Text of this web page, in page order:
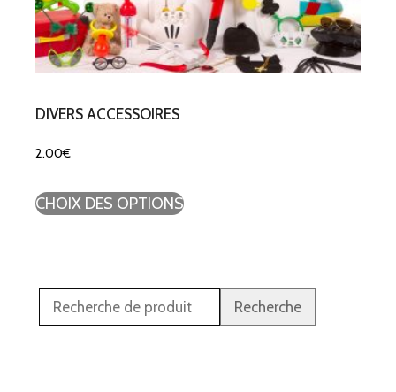
DIVERS ACCESSOIRES
2.00€
CHOIX DES OPTIONS
Recherche